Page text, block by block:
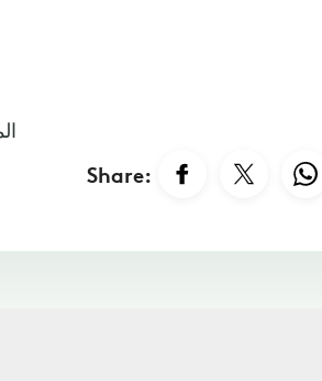
-
Share: